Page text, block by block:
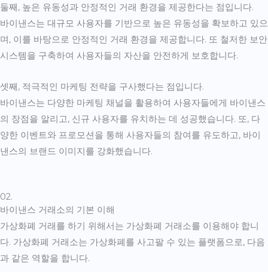
둘째, 높은 유동성과 안정적인 거래 환경을 제공한다는 점입니다.
바이낸스는 대규모 사용자를 기반으로 높은 유동성을 확보하고 있으
며, 이를 바탕으로 안정적인 거래 환경을 제공합니다. 또 철저한 보안
시스템을 구축하여 사용자들의 자산을 안전하게 보호합니다.
셋째, 적극적인 마케팅 전략을 구사했다는 점입니다.
바이낸스는 다양한 마케팅 채널을 활용하여 사용자들에게 바이낸스
의 장점을 알리고, 신규 사용자를 유치하는 데 성공했습니다. 또, 다
양한 이벤트와 프로모션을 통해 사용자들의 참여를 유도하고, 바이
낸스의 브랜드 이미지를 강화했습니다.
02.
바이낸스 거래소의 기본 이해
가상화폐 거래를 하기 위해서는 가상화폐 거래소를 이용해야 합니
다. 가상화폐 거래소는 가상화폐를 사고팔 수 있는 플랫폼으로, 다음
과 같은 역할을 합니다.